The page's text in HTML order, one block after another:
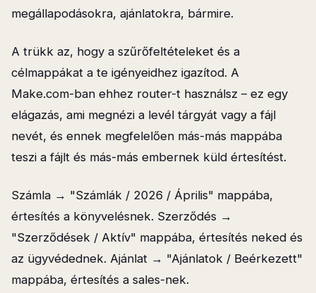
megállapodásokra, ajánlatokra, bármire.
A trükk az, hogy a szűrőfeltételeket és a
célmappákat a te igényeidhez igazítod. A
Make.com-ban ehhez router-t használsz – ez egy
elágazás, ami megnézi a levél tárgyát vagy a fájl
nevét, és ennek megfelelően más-más mappába
teszi a fájlt és más-más embernek küld értesítést.
Számla → "Számlák / 2026 / Április" mappába,
értesítés a könyvelésnek. Szerződés →
"Szerződések / Aktív" mappába, értesítés neked és
az ügyvédednek. Ajánlat → "Ajánlatok / Beérkezett"
mappába, értesítés a sales-nek.